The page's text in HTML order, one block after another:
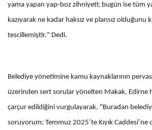
yama yapan yap-boz zihniyeti; bugün ise tüm
kazıyarak ne kadar haksız ve plansız olduğunu
tescillemiştir." Dedi.
Belediye yönetimine kamu kaynaklarının
üzerinden sert sorular yönelten Makak, Edirne
çarçur edildiğini vurgulayarak, "Buradan
soruyorum; Temmuz 2025’te Kıyık